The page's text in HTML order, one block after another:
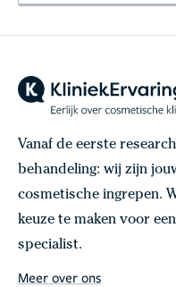
Vanaf de eerste
behandeling: wij zijn
cosmetische ingrepen.
keuze te maken voor
specialist.
Meer over ons